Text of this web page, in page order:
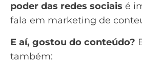
poder das redes sociais é
fala em marketing de
E aí, gostou do conteúdo?
também: